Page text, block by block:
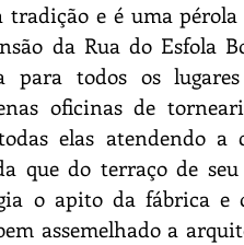
tradição e é uma
da Rua do Esfola
para todos os
oficinas de
elas atendendo
que do terraço de
o apito da fábrica e
assemelhado a